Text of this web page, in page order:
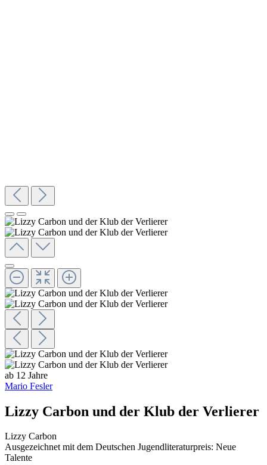
ab 12 Jahre
Mario Fesler
Lizzy Carbon und der Klub der Verlierer
Lizzy Carbon
Ausgezeichnet mit dem Deutschen Jugendliteraturpreis: Neue
Talente